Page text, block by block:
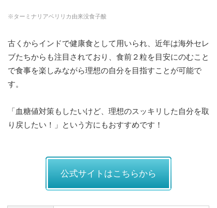
※ターミナリアベリリカ由来没食子酸
古くからインドで健康食として用いられ、近年は海外セレ
ブたちからも注目されており、食前２粒を目安にのむこと
で食事を楽しみながら理想の自分を目指すことが可能で
す。
「血糖値対策もしたいけど、理想のスッキリした自分を取
り戻したい！」という方にもおすすめです！
公式サイトはこちらから